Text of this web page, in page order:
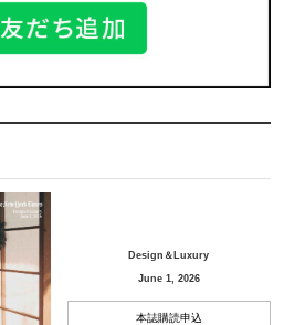
Design＆Luxury
June 1, 2026
本誌購読申込